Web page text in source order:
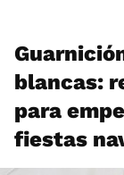
blancas:
para
fiestas